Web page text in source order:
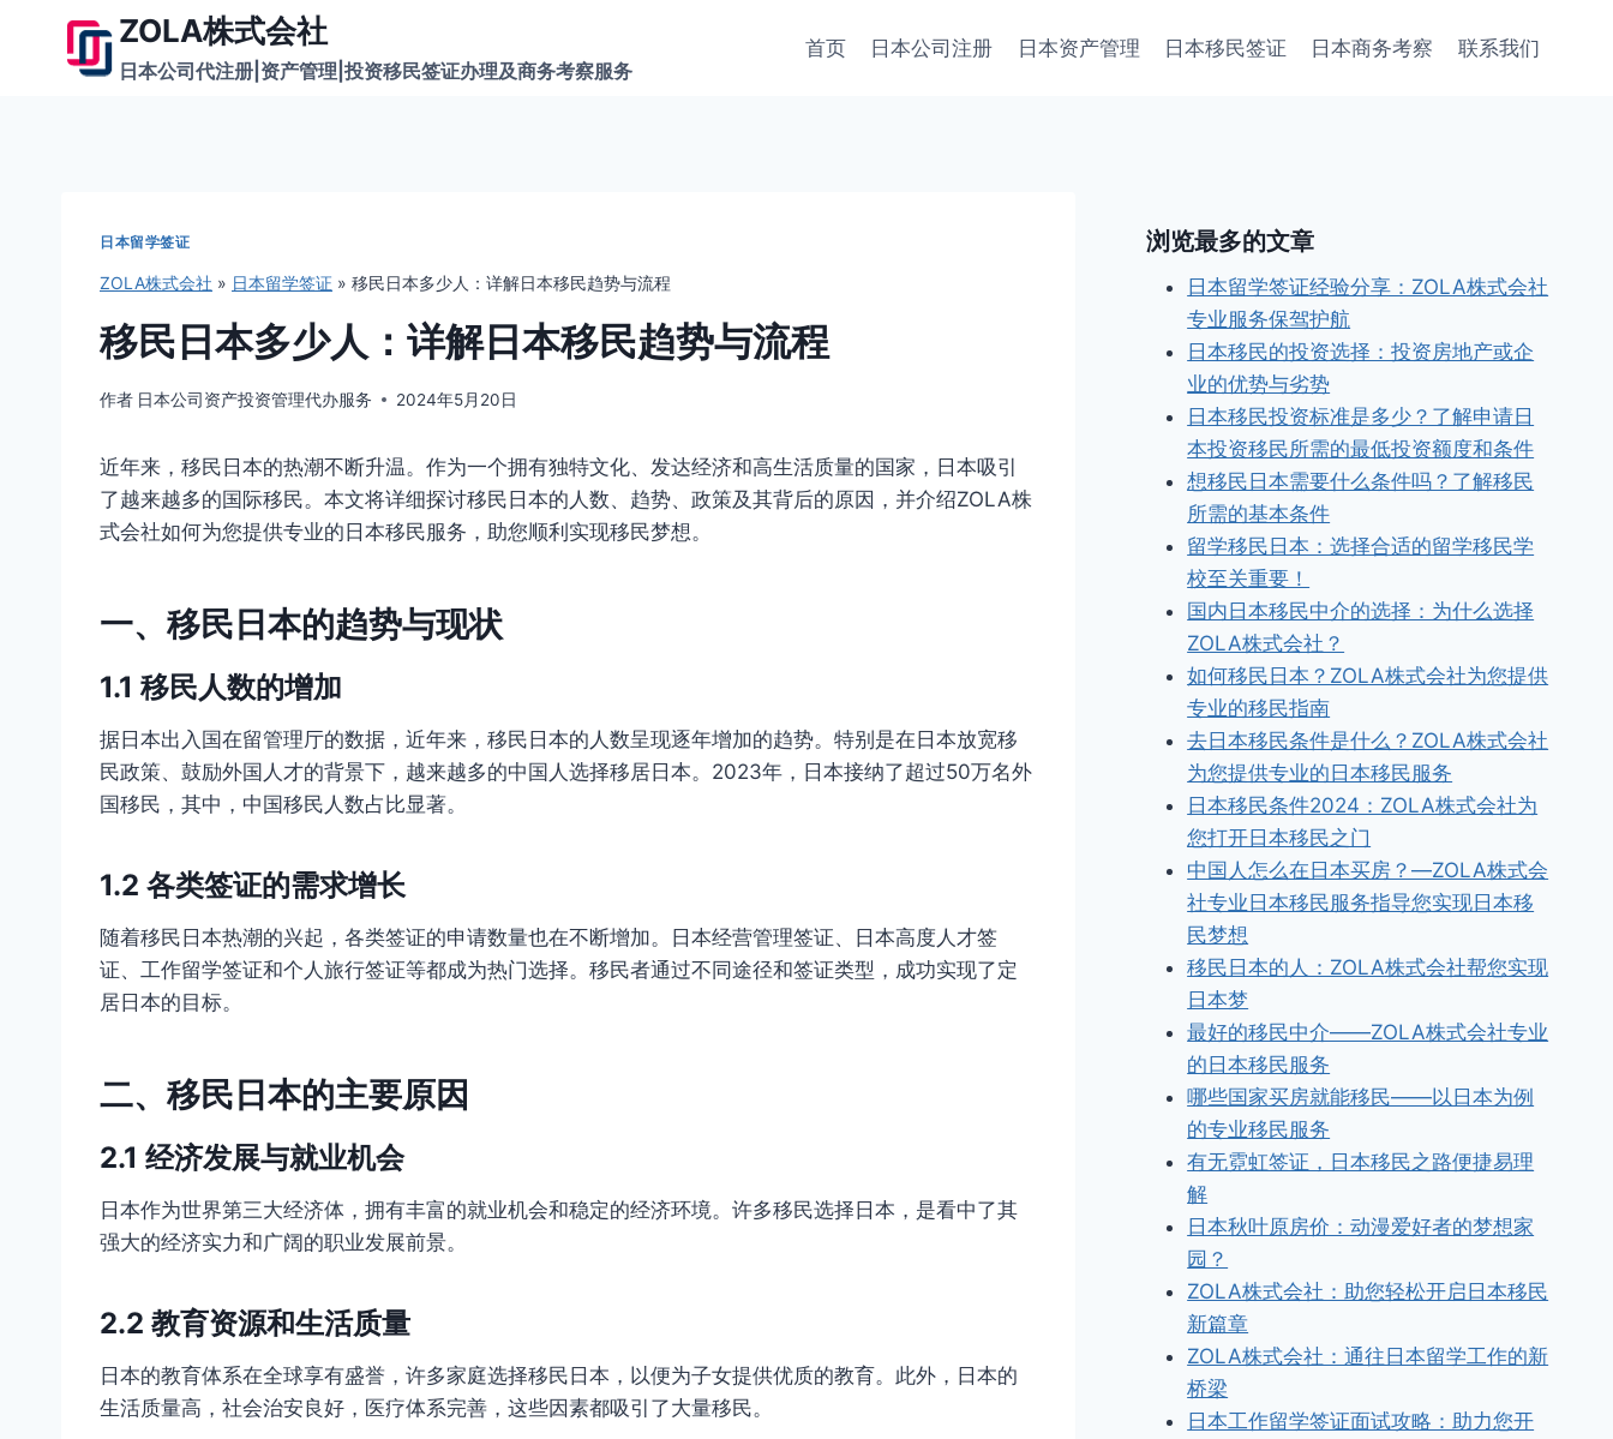
ZOLA株式会社
日本公司代注册|资产管理|投资移民签证办理及商务考察服务
首页 日本公司注册 日本资产管理 日本移民签证 日本商务考察 联系我们
日本留学签证
ZOLA株式会社 » 日本留学签证 » 移民日本多少人：详解日本移民趋势与流程
移民日本多少人：详解日本移民趋势与流程
作者 日本公司资产投资管理代办服务 2024年5月20日
近年来，移民日本的热潮不断升温。作为一个拥有独特文化、发达经济和高生活质量的国家，日本吸引
了越来越多的国际移民。本文将详细探讨移民日本的人数、趋势、政策及其背后的原因，并介绍ZOLA株
式会社如何为您提供专业的日本移民服务，助您顺利实现移民梦想。
一、移民日本的趋势与现状
1.1 移民人数的增加
据日本出入国在留管理厅的数据，近年来，移民日本的人数呈现逐年增加的趋势。特别是在日本放宽移
民政策、鼓励外国人才的背景下，越来越多的中国人选择移居日本。2023年，日本接纳了超过50万名外
国移民，其中，中国移民人数占比显著。
1.2 各类签证的需求增长
随着移民日本热潮的兴起，各类签证的申请数量也在不断增加。日本经营管理签证、日本高度人才签
证、工作留学签证和个人旅行签证等都成为热门选择。移民者通过不同途径和签证类型，成功实现了定
居日本的目标。
二、移民日本的主要原因
2.1 经济发展与就业机会
日本作为世界第三大经济体，拥有丰富的就业机会和稳定的经济环境。许多移民选择日本，是看中了其
强大的经济实力和广阔的职业发展前景。
2.2 教育资源和生活质量
日本的教育体系在全球享有盛誉，许多家庭选择移民日本，以便为子女提供优质的教育。此外，日本的
生活质量高，社会治安良好，医疗体系完善，这些因素都吸引了大量移民。
浏览最多的文章
日本留学签证经验分享：ZOLA株式会社
专业服务保驾护航
日本移民的投资选择：投资房地产或企
业的优势与劣势
日本移民投资标准是多少？了解申请日
本投资移民所需的最低投资额度和条件
想移民日本需要什么条件吗？了解移民
所需的基本条件
留学移民日本：选择合适的留学移民学
校至关重要！
国内日本移民中介的选择：为什么选择
ZOLA株式会社？
如何移民日本？ZOLA株式会社为您提供
专业的移民指南
去日本移民条件是什么？ZOLA株式会社
为您提供专业的日本移民服务
日本移民条件2024：ZOLA株式会社为
您打开日本移民之门
中国人怎么在日本买房？—ZOLA株式会
社专业日本移民服务指导您实现日本移
民梦想
移民日本的人：ZOLA株式会社帮您实现
日本梦
最好的移民中介——ZOLA株式会社专业
的日本移民服务
哪些国家买房就能移民——以日本为例
的专业移民服务
有无霓虹签证，日本移民之路便捷易理
解
日本秋叶原房价：动漫爱好者的梦想家
园？
ZOLA株式会社：助您轻松开启日本移民
新篇章
ZOLA株式会社：通往日本留学工作的新
桥梁
日本工作留学签证面试攻略：助力您开